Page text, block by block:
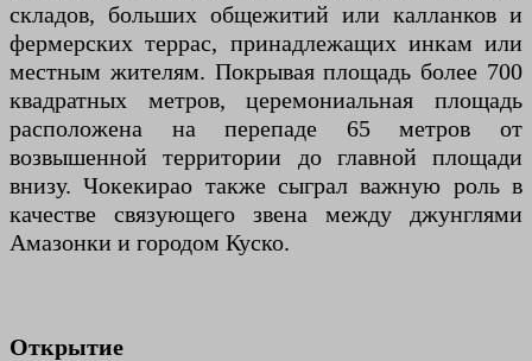
складов, больших общежитий или калланков и
фермерских террас, принадлежащих инкам или
местным жителям. Покрывая площадь более 700
квадратных метров, церемониальная площадь
расположена на перепаде 65 метров от
возвышенной территории до главной площади
внизу. Чокекирао также сыграл важную роль в
качестве связующего звена между джунглями
Амазонки и городом Куско.
Открытие